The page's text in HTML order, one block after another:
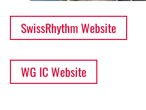
SwissRhythm Website
WG IC Website